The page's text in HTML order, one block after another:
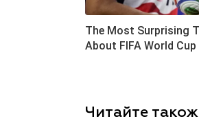
Читайте також